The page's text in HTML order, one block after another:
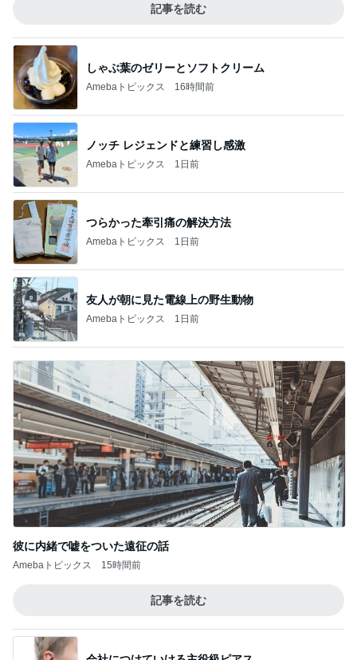
記事を読む
しゃぶ葉のゼリーとソフトクリーム
Amebaトピックス 16時間前
ノッチ レジェンドと練習し感激
Amebaトピックス 1日前
つらかった牽引痛の解決方法
Amebaトピックス 1日前
友人が朝に見た電線上の野生動物
Amebaトピックス 1日前
彼に内緒で嘘をついた遠征の話
Amebaトピックス 15時間前
記事を読む